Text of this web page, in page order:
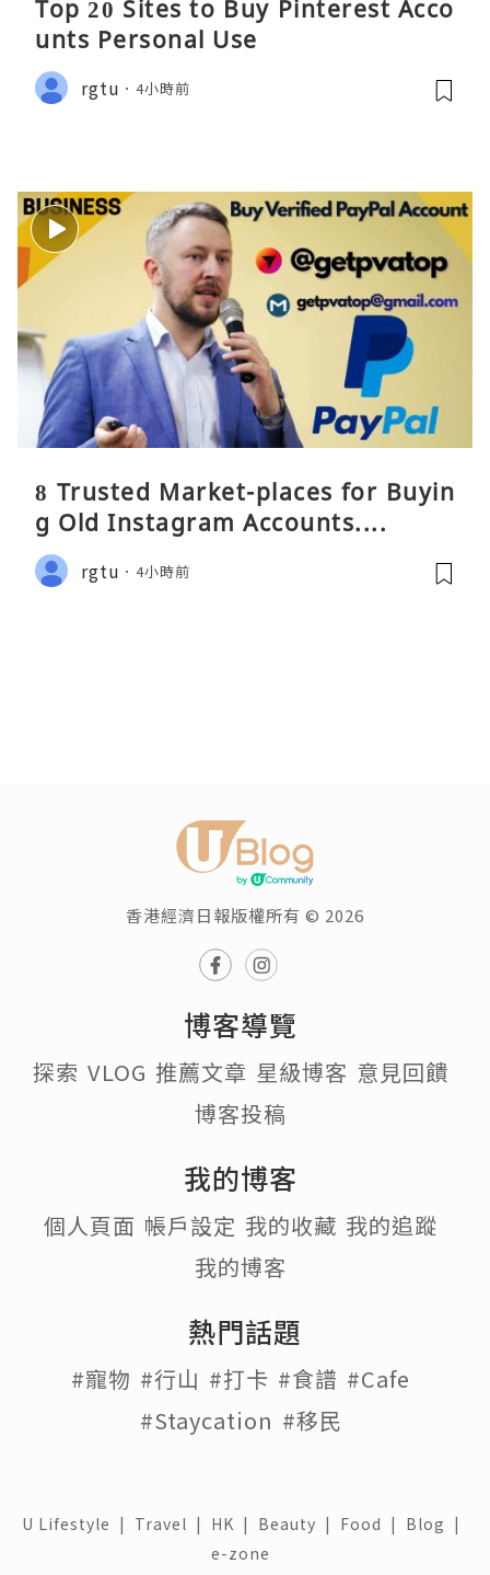
Top 20 Sites to Buy Pinterest Acco
unts Personal Use
rgtu 4小時前
8 Trusted Market-places for Buyin
g Old Instagram Accounts....
rgtu 4小時前
香港經濟日報版權所有 © 2026
博客導覽
探索 VLOG 推薦文章 星級博客 意見回饋
博客投稿
我的博客
個人頁面 帳戶設定 我的收藏 我的追蹤
我的博客
熱門話題
#寵物 #行山 #打卡 #食譜 #Cafe
#Staycation #移民
U Lifestyle | Travel | HK | Beauty | Food | Blog |
e-zone